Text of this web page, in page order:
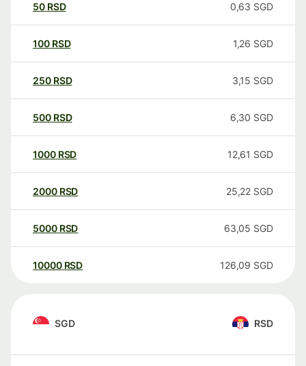
50 RSD 0,63 SGD
100 RSD 1,26 SGD
250 RSD 3,15 SGD
500 RSD 6,30 SGD
1000 RSD 12,61 SGD
2000 RSD 25,22 SGD
5000 RSD 63,05 SGD
10000 RSD 126,09 SGD
SGD RSD